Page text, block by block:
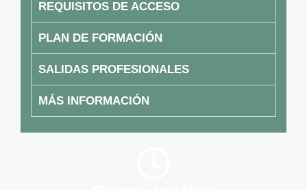
REQUISITOS DE ACCESO
PLAN DE FORMACIÓN
SALIDAS PROFESIONALES
MÁS INFORMACIÓN